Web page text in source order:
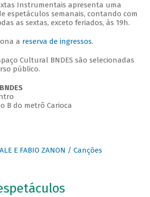
Instrumentais apresenta uma
espetáculos semanais, contando com
as sextas, exceto feriados, às 19h.
a reserva de ingressos.
Cultural BNDES são selecionadas
público.
B do metrô Carioca
E FABIO ZANON / Canções